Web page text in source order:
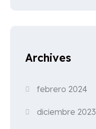
Archives
febrero 2024
diciembre 2023